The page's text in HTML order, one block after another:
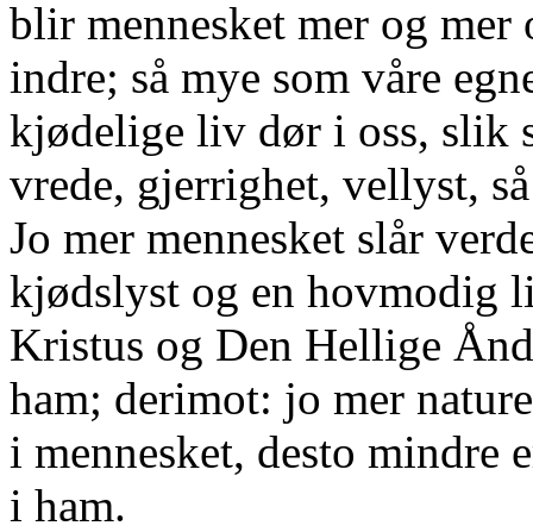
blir mennesket mer og
indre; så mye som våre
kjødelige liv dør i oss, slik
vrede, gjerrighet, vellyst,
Jo mer mennesket slår
kjødslyst og en hovmodig
Kristus og Den Hellige
ham; derimot: jo mer
i mennesket, desto mindre
i ham.